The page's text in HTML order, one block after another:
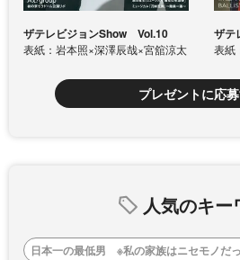
ザテレビジョンShow Vol.10
表紙：岩本照×深澤辰哉×宮舘涼太
ザテ
表紙
プレゼントに応
人気のキー
日本一の最低男 ※私の家族はニセモノだ